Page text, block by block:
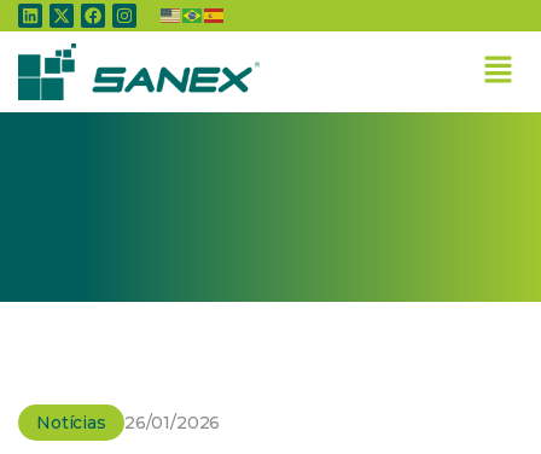
Home » Notícias »
Novo biossensor detecta bactérias em alimentos e
bebidas
Notícias 26/01/2026